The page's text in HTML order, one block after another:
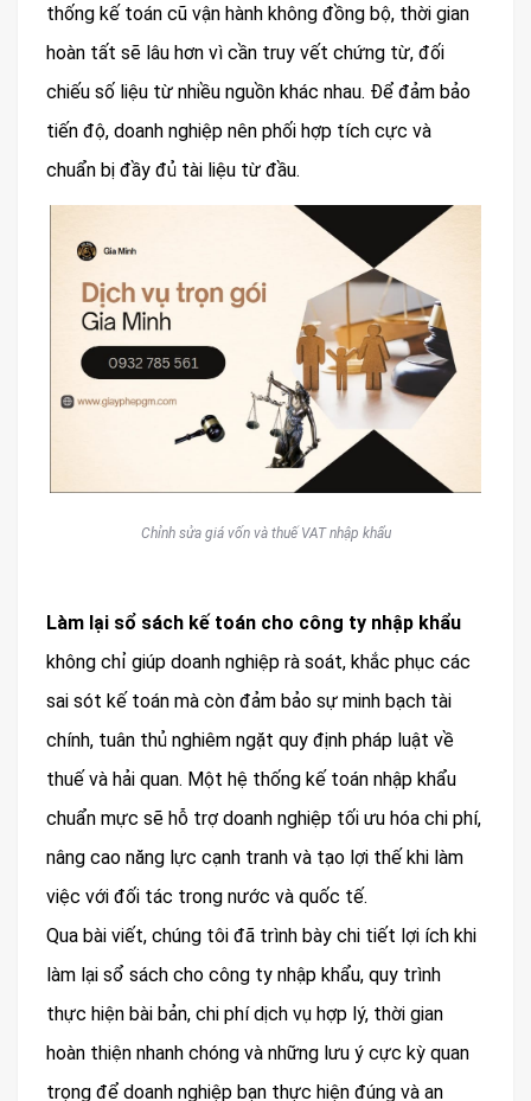
thống kế toán cũ vận hành không đồng bộ, thời gian
hoàn tất sẽ lâu hơn vì cần truy vết chứng từ, đối
chiếu số liệu từ nhiều nguồn khác nhau. Để đảm bảo
tiến độ, doanh nghiệp nên phối hợp tích cực và
chuẩn bị đầy đủ tài liệu từ đầu.
Chỉnh sửa giá vốn và thuế VAT nhập khẩu
Làm lại sổ sách kế toán cho công ty nhập khẩu
không chỉ giúp doanh nghiệp rà soát, khắc phục các
sai sót kế toán mà còn đảm bảo sự minh bạch tài
chính, tuân thủ nghiêm ngặt quy định pháp luật về
thuế và hải quan. Một hệ thống kế toán nhập khẩu
chuẩn mực sẽ hỗ trợ doanh nghiệp tối ưu hóa chi phí,
nâng cao năng lực cạnh tranh và tạo lợi thế khi làm
việc với đối tác trong nước và quốc tế.
Qua bài viết, chúng tôi đã trình bày chi tiết lợi ích khi
làm lại sổ sách cho công ty nhập khẩu, quy trình
thực hiện bài bản, chi phí dịch vụ hợp lý, thời gian
hoàn thiện nhanh chóng và những lưu ý cực kỳ quan
trọng để doanh nghiệp bạn thực hiện đúng và an